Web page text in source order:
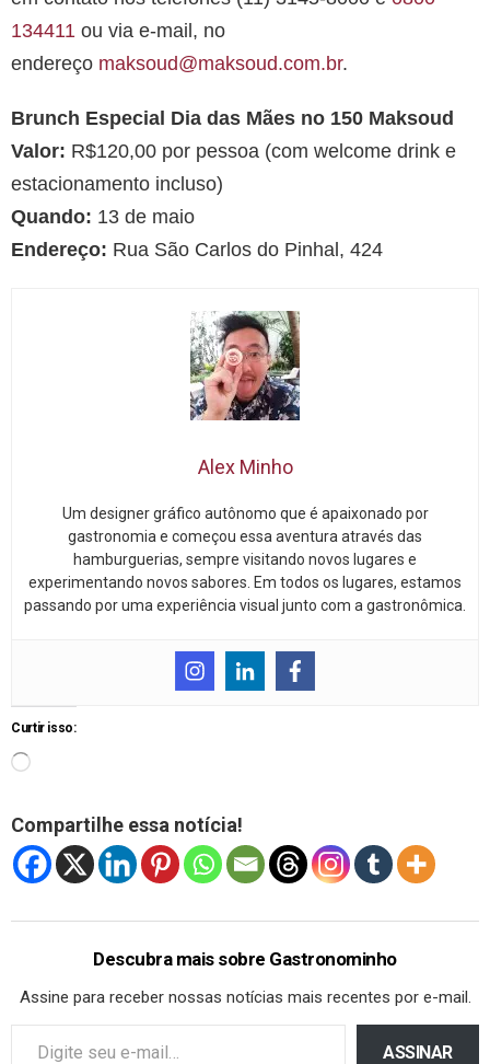
134411 ou via e-mail, no
endereço maksoud@maksoud.com.br.
Brunch Especial Dia das Mães no 150 Maksoud
Valor: R$120,00 por pessoa (com welcome drink e
estacionamento incluso)
Quando: 13 de maio
Endereço: Rua São Carlos do Pinhal, 424
Alex Minho
Um designer gráfico autônomo que é apaixonado por
gastronomia e começou essa aventura através das
hamburguerias, sempre visitando novos lugares e
experimentando novos sabores. Em todos os lugares, estamos
passando por uma experiência visual junto com a gastronômica.
Curtir isso:
Compartilhe essa notícia!
Descubra mais sobre Gastronominho
Assine para receber nossas notícias mais recentes por e-mail.
ASSINAR